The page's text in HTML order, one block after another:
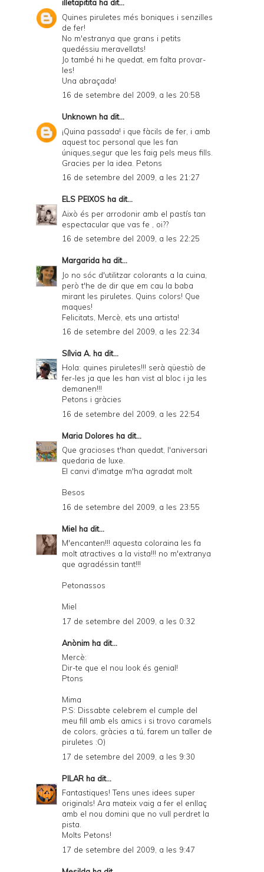
illetapitita ha dit...
Quines piruletes més boniques i senzilles
de fer!
No m'estranya que grans i petits
quedéssiu meravellats!
Jo també hi he quedat, em falta provar-
les!
Una abraçada!
16 de setembre del 2009, a les 20:58
Unknown ha dit...
¡Quina passada! i que fàcils de fer, i amb
aquest toc personal que les fan
úniques,segur que les faig pels meus fills.
Gracies per la idea. Petons
16 de setembre del 2009, a les 21:27
ELS PEIXOS ha dit...
Això és per arrodonir amb el pastís tan
espectacular que vas fe , oi??
16 de setembre del 2009, a les 22:25
Margarida ha dit...
Jo no sóc d'utilitzar colorants a la cuina,
però t'he de dir que em cau la baba
mirant les piruletes. Quins colors! Que
maques!
Felicitats, Mercè, ets una artista!
16 de setembre del 2009, a les 22:34
Sílvia A. ha dit...
Hola: quines piruletes!!! serà qüestiò de
fer-les ja que les han vist al bloc i ja les
demanen!!!
Petons i gràcies
16 de setembre del 2009, a les 22:54
Maria Dolores ha dit...
Que gracioses t'han quedat, l'aniversari
quedaria de luxe.
El canvi d'imatge m'ha agradat molt
Besos
16 de setembre del 2009, a les 23:55
Miel ha dit...
M'encanten!!! aquesta coloraina les fa
molt atractives a la vista!!! no m'extranya
que agradéssin tant!!!
Petonassos
Miel
17 de setembre del 2009, a les 0:32
Anònim ha dit...
Mercè:
Dir-te que el nou look és genial!
Ptons
Mima
P.S: Dissabte celebrem el cumple del
meu fill amb els amics i si trovo caramels
de colors, gràcies a tú, farem un taller de
piruletes :O)
17 de setembre del 2009, a les 9:30
PILAR ha dit...
Fantastiques! Tens unes idees super
originals! Ara mateix vaig a fer el enllaç
amb el nou domini que no vull perdret la
pista.
Molts Petons!
17 de setembre del 2009, a les 9:47